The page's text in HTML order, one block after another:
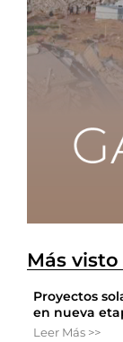
Más visto
Proyectos
en nueva
Leer Más >>